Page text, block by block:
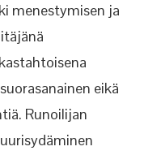
menestymisen ja
eikä
Runoilijan